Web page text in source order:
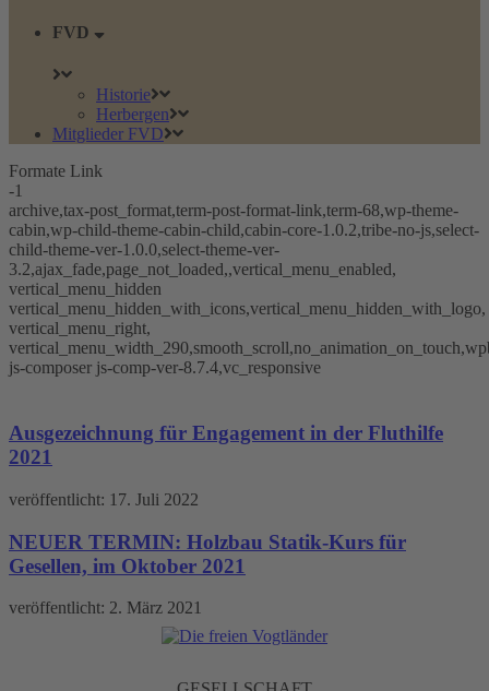
FVD
Historie
Herbergen
Mitglieder FVD
Formate Link
-1
archive,tax-post_format,term-post-format-link,term-68,wp-theme-
cabin,wp-child-theme-cabin-child,cabin-core-1.0.2,tribe-no-js,select-
child-theme-ver-1.0.0,select-theme-ver-
3.2,ajax_fade,page_not_loaded,,vertical_menu_enabled,
vertical_menu_hidden
vertical_menu_hidden_with_icons,vertical_menu_hidden_with_logo,
vertical_menu_right,
js-composer js-comp-ver-8.7.4,vc_responsive
Archive
Ausgezeichnung für Engagement in der Fluthilfe
2021
veröffentlicht: 17. Juli 2022
NEUER TERMIN: Holzbau Statik-Kurs für
Gesellen, im Oktober 2021
veröffentlicht: 2. März 2021